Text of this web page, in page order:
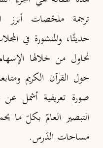
ترجمة ملخّصات أبرز
حديثًا، والمنشورة في
نحاول من خلالها
حول القرآن الكريم
صورة تعريفية أشمل
التبصير العامّ بكلّ ما
مساحات الدّرس.